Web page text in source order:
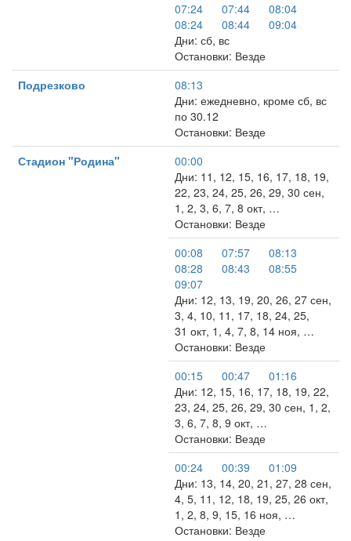
07:24
07:44
08:04
08:24
08:44
09:04
Дни: сб, вс
Остановки: Везде
Подрезково
08:13
Дни: ежедневно, кроме сб, вс
по 30.12
Остановки: Везде
Стадион "Родина"
00:00
Дни: 11, 12, 15, 16, 17, 18, 19,
22, 23, 24, 25, 26, 29, 30 сен,
1, 2, 3, 6, 7, 8 окт, …
Остановки: Везде
00:08
07:57
08:13
08:28
08:43
08:55
09:07
Дни: 12, 13, 19, 20, 26, 27 сен,
3, 4, 10, 11, 17, 18, 24, 25,
31 окт, 1, 4, 7, 8, 14 ноя, …
Остановки: Везде
00:15
00:47
01:16
Дни: 12, 15, 16, 17, 18, 19, 22,
23, 24, 25, 26, 29, 30 сен, 1, 2,
3, 6, 7, 8, 9 окт, …
Остановки: Везде
00:24
00:39
01:09
Дни: 13, 14, 20, 21, 27, 28 сен,
4, 5, 11, 12, 18, 19, 25, 26 окт,
1, 2, 8, 9, 15, 16 ноя, …
Остановки: Везде